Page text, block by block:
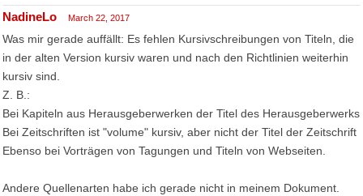
NadineLo March 22, 2017
Was mir gerade auffällt: Es fehlen Kursivschreibungen von Titeln, die
in der alten Version kursiv waren und nach den Richtlinien weiterhin
kursiv sind.
Z. B.:
Bei Kapiteln aus Herausgeberwerken der Titel des Herausgeberwerks
Bei Zeitschriften ist "volume" kursiv, aber nicht der Titel der Zeitschrift
Ebenso bei Vorträgen von Tagungen und Titeln von Webseiten.
Andere Quellenarten habe ich gerade nicht in meinem Dokument.